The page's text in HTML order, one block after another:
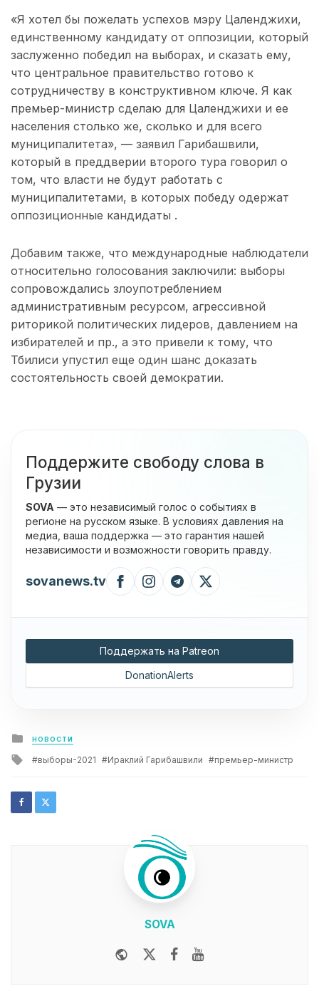
«Я хотел бы пожелать успехов мэру Цаленджихи,
единственному кандидату от оппозиции, который
заслуженно победил на выборах, и сказать ему,
что центральное правительство готово к
сотрудничеству в конструктивном ключе. Я как
премьер-министр сделаю для Цаленджихи и ее
населения столько же, сколько и для всего
муниципалитета», — заявил Гарибашвили,
который в преддверии второго тура говорил о
том, что власти не будут работать с
муниципалитетами, в которых победу одержат
оппозиционные кандидаты .
Добавим также, что международные наблюдатели
относительно голосования заключили: выборы
сопровождались злоупотреблением
административным ресурсом, агрессивной
риторикой политических лидеров, давлением на
избирателей и пр., а это привели к тому, что
Тбилиси упустил еще один шанс доказать
состоятельность своей демократии.
Поддержите свободу слова в
Грузии
SOVA — это независимый голос о событиях в
регионе на русском языке. В условиях давления на
медиа, ваша поддержка — это гарантия нашей
независимости и возможности говорить правду.
sovanews.tv
Поддержать на Patreon
DonationAlerts
Posted
in
НОВОСТИ
Tagged
выборы-2021 Ираклий Гарибашвили премьер-министр
SOVA
WebsiteTwitterFacebook